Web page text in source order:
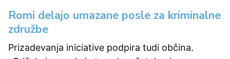
Romi delajo umazane posle za kriminalne
združbe
Prizadevanja iniciative podpira tudi občina.